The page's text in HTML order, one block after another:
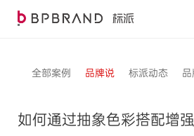
全部案例 品牌说 标派动态
如何通过抽象色彩搭配增